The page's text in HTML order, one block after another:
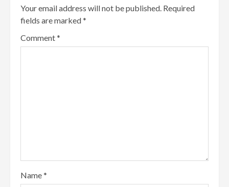
Your email address will not be published. Required
fields are marked*
Comment*
Name*